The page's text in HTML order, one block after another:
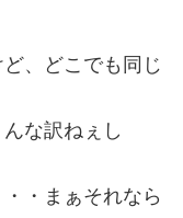
、どこでも同じ
な訳ねぇし
・まぁそれなら